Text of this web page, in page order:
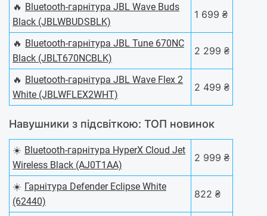
🔥 Bluetooth-гарнітура JBL Wave Buds
Black (JBLWBUDSBLK)
1 699 ₴
🔥 Bluetooth-гарнітура JBL Tune 670NC
Black (JBLT670NCBLK)
2 299 ₴
🔥 Bluetooth-гарнітура JBL Wave Flex 2
White (JBLWFLEX2WHT)
2 499 ₴
Навушники з підсвіткою: ТОП новинок
☀️ Bluetooth-гарнітура HyperX Cloud Jet
Wireless Black (AJ0T1AA)
2 999 ₴
☀️ Гарнітура Defender Eclipse White
(62440)
822 ₴